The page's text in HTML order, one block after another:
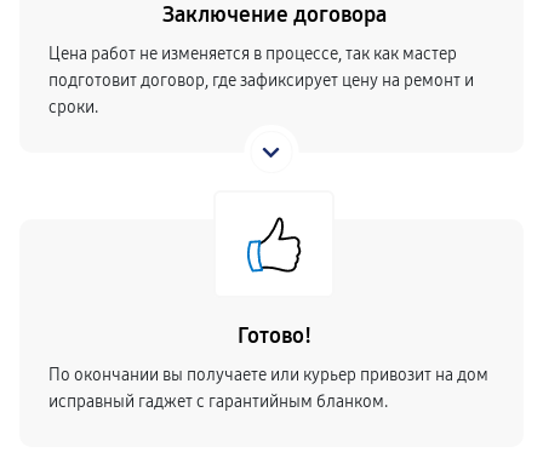
Заключение договора
Цена работ не изменяется в процессе, так как мастер
подготовит договор, где зафиксирует цену на ремонт и
сроки.
Готово!
По окончании вы получаете или курьер привозит на дом
исправный гаджет с гарантийным бланком.